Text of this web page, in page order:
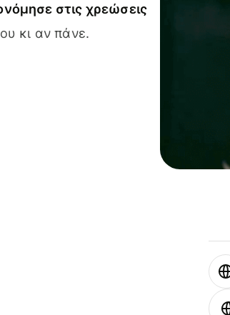
στις χρεώσεις
κι αν πάνε.